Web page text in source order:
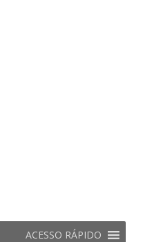
ACESSO RÁPIDO